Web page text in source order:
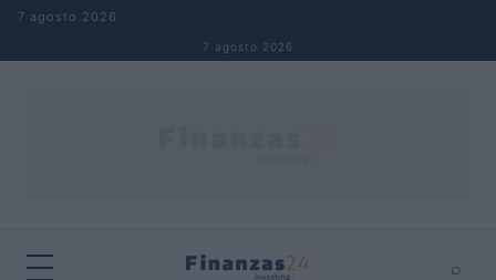
Saltar al contenido
7 agosto 2026
7 agosto 2026
⌕